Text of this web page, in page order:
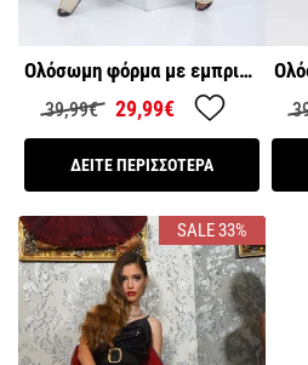
Ολόσωμη φόρμα με εμπριμέ
39,99€ 29,99€
ΔΕΙΤΕ ΠΕΡΙΣΣΟΤΕΡΑ
SALE 33%